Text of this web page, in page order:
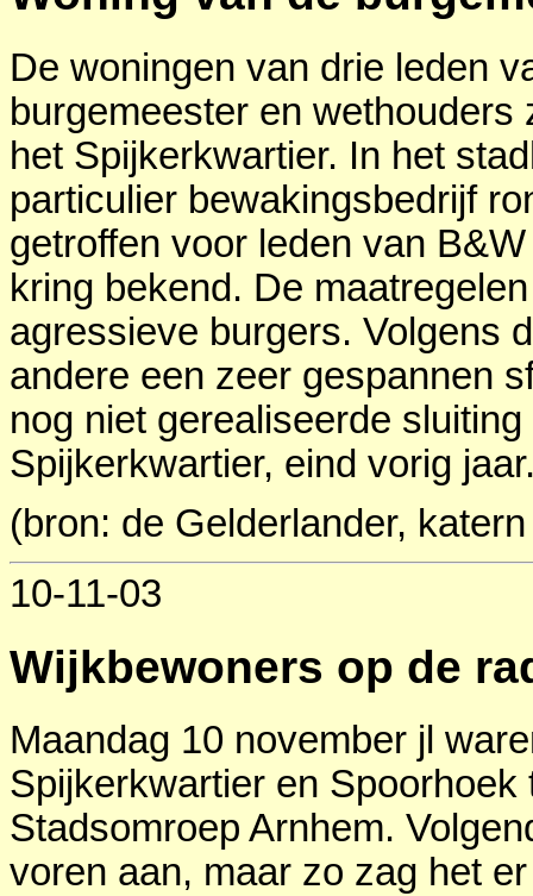
De woningen van drie leden
burgemeester en
het Spijkerkwartier. In het
particulier bewakingsbedrijf
getroffen voor leden van
kring bekend. De
agressieve burgers. Volgens
andere een zeer gespannen
nog niet gerealiseerde
Spijkerkwartier, eind vorig
(bron: de Gelderlander,
10-11-03
Wijkbewoners op de
Maandag 10 november jl
Spijkerkwartier en
Stadsomroep Arnhem.
voren aan, maar zo zag het